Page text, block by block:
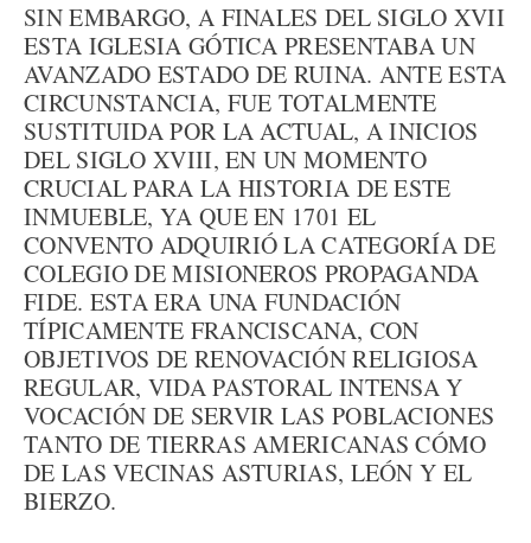
SIN EMBARGO, A FINALES DEL SIGLO XVII
ESTA IGLESIA GÓTICA PRESENTABA UN
AVANZADO ESTADO DE RUINA. ANTE ESTA
CIRCUNSTANCIA, FUE TOTALMENTE
SUSTITUIDA POR LA ACTUAL, A INICIOS
DEL SIGLO XVIII, EN UN MOMENTO
CRUCIAL PARA LA HISTORIA DE ESTE
INMUEBLE, YA QUE EN 1701 EL
CONVENTO ADQUIRIÓ LA CATEGORÍA DE
COLEGIO DE MISIONEROS PROPAGANDA
FIDE. ESTA ERA UNA FUNDACIÓN
TÍPICAMENTE FRANCISCANA, CON
OBJETIVOS DE RENOVACIÓN RELIGIOSA
REGULAR, VIDA PASTORAL INTENSA Y
VOCACIÓN DE SERVIR LAS POBLACIONES
TANTO DE TIERRAS AMERICANAS CÓMO
DE LAS VECINAS ASTURIAS, LEÓN Y EL
BIERZO.